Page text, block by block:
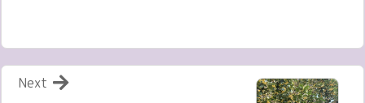
Next